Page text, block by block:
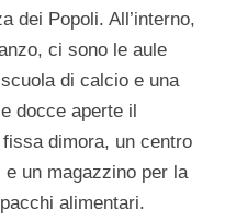
dei Popoli. All’interno,
ci sono le aule
di calcio e una
docce aperte il
dimora, un centro
un magazzino per la
alimentari.